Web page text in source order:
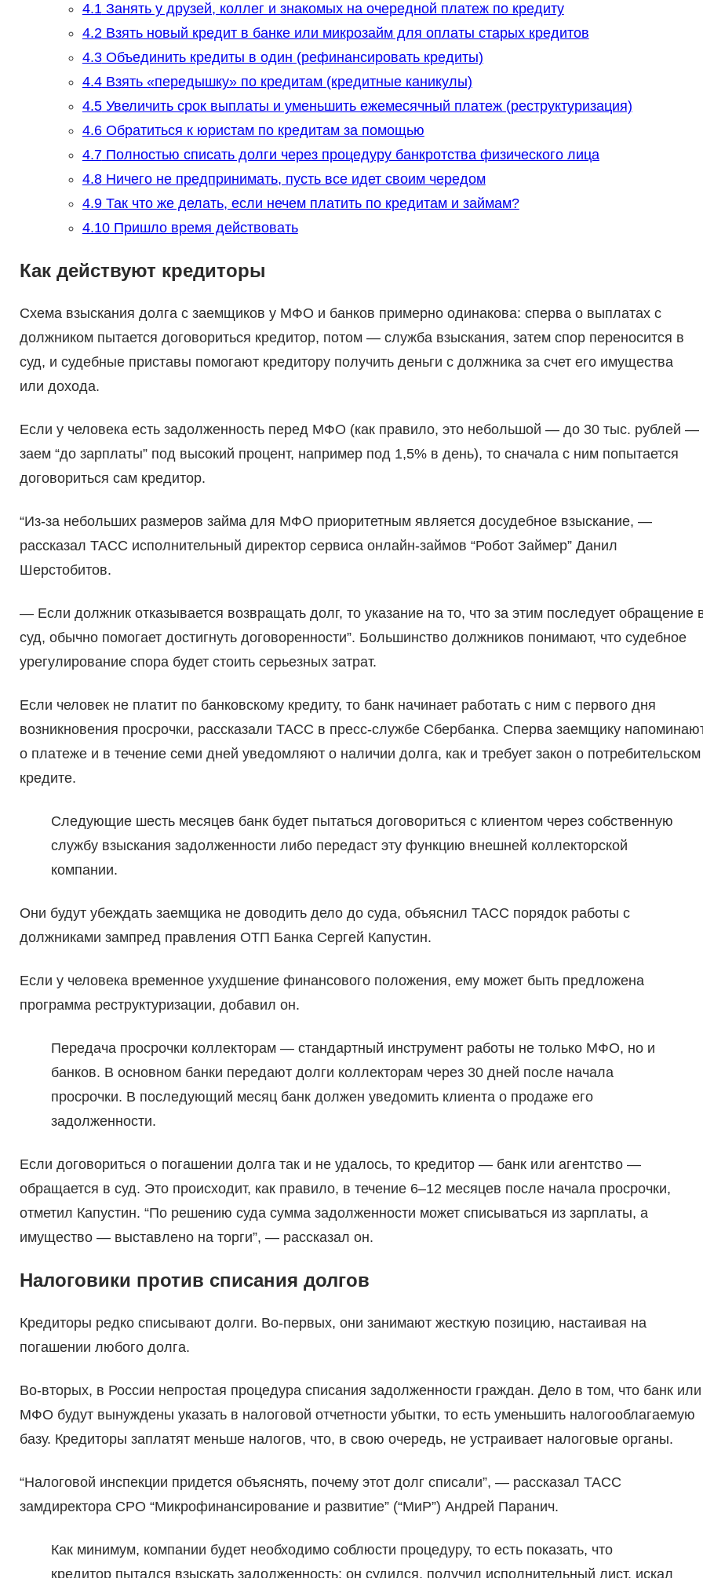
4.1Занять у друзей, коллег и знакомых на очередной платеж по кредиту
4.2Взять новый кредит в банке или микрозайм для оплаты старых кредитов
4.3Объединить кредиты в один (рефинансировать кредиты)
4.4Взять «передышку» по кредитам (кредитные каникулы)
4.5Увеличить срок выплаты и уменьшить ежемесячный платеж (реструктуризация)
4.6Обратиться к юристам по кредитам за помощью
4.7Полностью списать долги через процедуру банкротства физического лица
4.8Ничего не предпринимать, пусть все идет своим чередом
4.9Так что же делать, если нечем платить по кредитам и займам?
4.10Пришло время действовать
Как действуют кредиторы
Схема взыскания долга с заемщиков у МФО и банков примерно одинакова: сперва о выплатах с
должником пытается договориться кредитор, потом — служба взыскания, затем спор переносится в
суд, и судебные приставы помогают кредитору получить деньги с должника за счет его имущества
или дохода.
Если у человека есть задолженность перед МФО (как правило, это небольшой — до 30 тыс. рублей —
заем “до зарплаты” под высокий процент, например под 1,5% в день), то сначала с ним попытается
договориться сам кредитор.
“Из-за небольших размеров займа для МФО приоритетным является досудебное взыскание, —
рассказал ТАСС исполнительный директор сервиса онлайн-займов “Робот Займер” Данил
Шерстобитов.
— Если должник отказывается возвращать долг, то указание на то, что за этим последует обращение
суд, обычно помогает достигнуть договоренности”. Большинство должников понимают, что судебное
урегулирование спора будет стоить серьезных затрат.
Если человек не платит по банковскому кредиту, то банк начинает работать с ним с первого дня
возникновения просрочки, рассказали ТАСС в пресс-службе Сбербанка. Сперва заемщику
о платеже и в течение семи дней уведомляют о наличии долга, как и требует закон о потребительском
кредите.
Следующие шесть месяцев банк будет пытаться договориться с клиентом через собственную
службу взыскания задолженности либо передаст эту функцию внешней коллекторской
компании.
Они будут убеждать заемщика не доводить дело до суда, объяснил ТАСС порядок работы с
должниками зампред правления ОТП Банка Сергей Капустин.
Если у человека временное ухудшение финансового положения, ему может быть предложена
программа реструктуризации, добавил он.
Передача просрочки коллекторам — стандартный инструмент работы не только МФО, но и
банков. В основном банки передают долги коллекторам через 30 дней после начала
просрочки. В последующий месяц банк должен уведомить клиента о продаже его
задолженности.
Если договориться о погашении долга так и не удалось, то кредитор — банк или агентство —
обращается в суд. Это происходит, как правило, в течение 6–12 месяцев после начала просрочки,
отметил Капустин. “По решению суда сумма задолженности может списываться из зарплаты, а
имущество — выставлено на торги”, — рассказал он.
Налоговики против списания долгов
Кредиторы редко списывают долги. Во-первых, они занимают жесткую позицию, настаивая на
погашении любого долга.
Во-вторых, в России непростая процедура списания задолженности граждан. Дело в том, что банк или
МФО будут вынуждены указать в налоговой отчетности убытки, то есть уменьшить налогооблагаемую
базу. Кредиторы заплатят меньше налогов, что, в свою очередь, не устраивает налоговые органы.
“Налоговой инспекции придется объяснять, почему этот долг списали”, — рассказал ТАСС
замдиректора СРО “Микрофинансирование и развитие” (“МиР”) Андрей Паранич.
Как минимум, компании будет необходимо соблюсти процедуру, то есть показать, что
кредитор пытался взыскать задолженность: он судился, получил исполнительный лист, искал